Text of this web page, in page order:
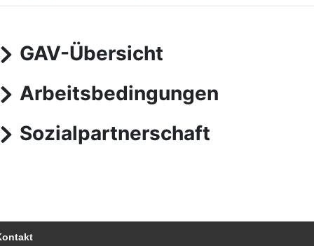
GAV-Übersicht
Arbeitsbedingungen
Sozialpartnerschaft